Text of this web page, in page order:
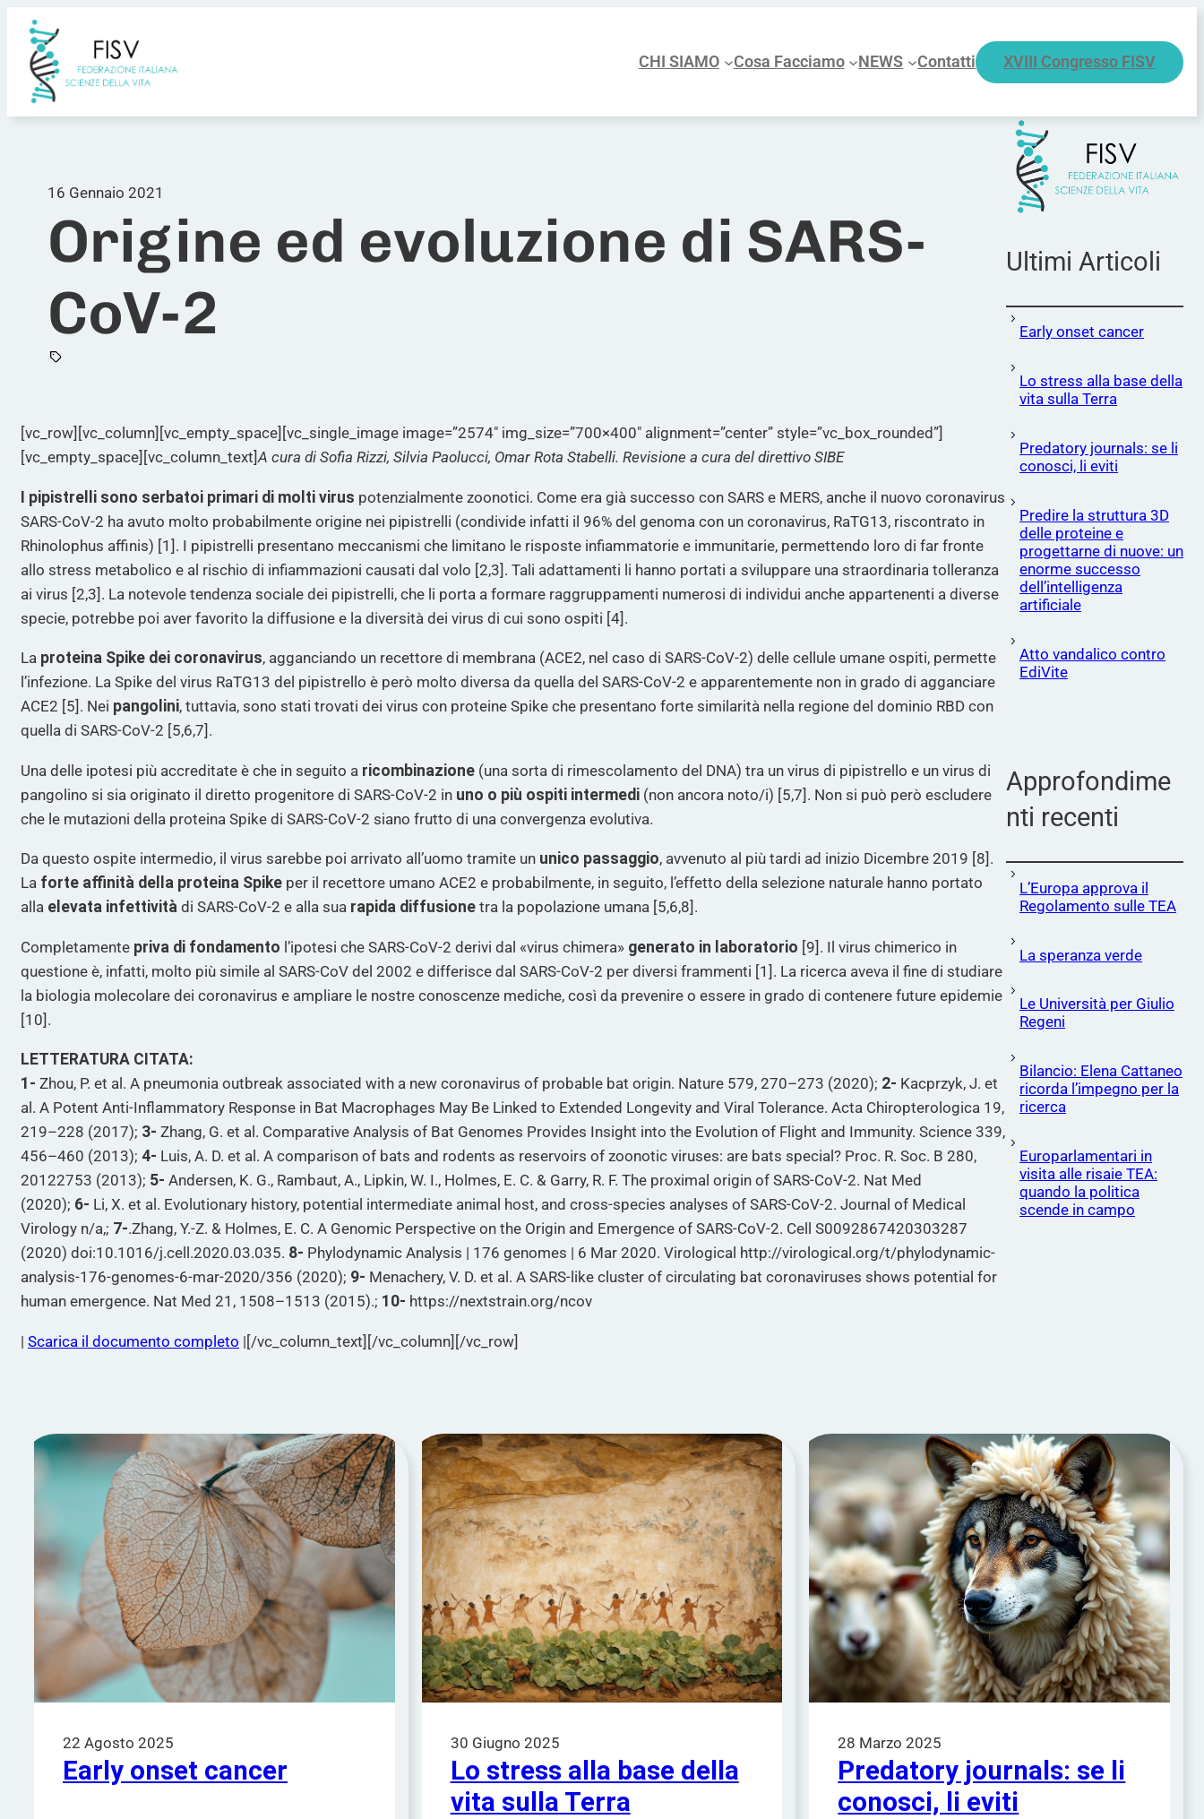
contenuto
CHI SIAMO Cosa Facciamo NEWS Contatti XVIII Congresso FISV
16 Gennaio 2021
Origine ed evoluzione di SARS-
CoV-2
[vc_row][vc_column][vc_empty_space][vc_single_image image=”2574″ img_size=”700×400″ alignment=”center” style=”vc_box_rounded”]
[vc_empty_space][vc_column_text]A cura di Sofia Rizzi, Silvia Paolucci, Omar Rota Stabelli. Revisione a cura del direttivo SIBE
I pipistrelli sono serbatoi primari di molti virus potenzialmente zoonotici. Come era già successo con SARS e MERS, anche il nuovo coronavirus
SARS-CoV-2 ha avuto molto probabilmente origine nei pipistrelli (condivide infatti il 96% del genoma con un coronavirus, RaTG13, riscontrato in
Rhinolophus affinis) [1]. I pipistrelli presentano meccanismi che limitano le risposte infiammatorie e immunitarie, permettendo loro di far fronte
allo stress metabolico e al rischio di infiammazioni causati dal volo [2,3]. Tali adattamenti li hanno portati a sviluppare una straordinaria tolleranza
ai virus [2,3]. La notevole tendenza sociale dei pipistrelli, che li porta a formare raggruppamenti numerosi di individui anche appartenenti a diverse
specie, potrebbe poi aver favorito la diffusione e la diversità dei virus di cui sono ospiti [4].
La proteina Spike dei coronavirus, agganciando un recettore di membrana (ACE2, nel caso di SARS-CoV-2) delle cellule umane ospiti, permette
l’infezione. La Spike del virus RaTG13 del pipistrello è però molto diversa da quella del SARS-CoV-2 e apparentemente non in grado di agganciare
ACE2 [5]. Nei pangolini, tuttavia, sono stati trovati dei virus con proteine Spike che presentano forte similarità nella regione del dominio RBD con
quella di SARS-CoV-2 [5,6,7].
Una delle ipotesi più accreditate è che in seguito a ricombinazione (una sorta di rimescolamento del DNA) tra un virus di pipistrello e un virus di
pangolino si sia originato il diretto progenitore di SARS-CoV-2 in uno o più ospiti intermedi (non ancora noto/i) [5,7]. Non si può però escludere
che le mutazioni della proteina Spike di SARS-CoV-2 siano frutto di una convergenza evolutiva.
Da questo ospite intermedio, il virus sarebbe poi arrivato all’uomo tramite un unico passaggio, avvenuto al più tardi ad inizio Dicembre 2019 [8].
La forte affinità della proteina Spike per il recettore umano ACE2 e probabilmente, in seguito, l’effetto della selezione naturale hanno portato
alla elevata infettività di SARS-CoV-2 e alla sua rapida diffusione tra la popolazione umana [5,6,8].
Completamente priva di fondamento l’ipotesi che SARS-CoV-2 derivi dal «virus chimera» generato in laboratorio [9]. Il virus chimerico in
questione è, infatti, molto più simile al SARS-CoV del 2002 e differisce dal SARS-CoV-2 per diversi frammenti [1]. La ricerca aveva il fine di studiare
la biologia molecolare dei coronavirus e ampliare le nostre conoscenze mediche, così da prevenire o essere in grado di contenere future epidemie
[10].
LETTERATURA CITATA:
1- Zhou, P. et al. A pneumonia outbreak associated with a new coronavirus of probable bat origin. Nature 579, 270–273 (2020); 2- Kacprzyk, J. et
al. A Potent Anti-Inflammatory Response in Bat Macrophages May Be Linked to Extended Longevity and Viral Tolerance. Acta Chiropterologica 19,
219–228 (2017); 3- Zhang, G. et al. Comparative Analysis of Bat Genomes Provides Insight into the Evolution of Flight and Immunity. Science 339,
456–460 (2013); 4- Luis, A. D. et al. A comparison of bats and rodents as reservoirs of zoonotic viruses: are bats special? Proc. R. Soc. B 280,
20122753 (2013); 5- Andersen, K. G., Rambaut, A., Lipkin, W. I., Holmes, E. C. & Garry, R. F. The proximal origin of SARS-CoV-2. Nat Med
(2020); 6- Li, X. et al. Evolutionary history, potential intermediate animal host, and cross-species analyses of SARS-CoV-2. Journal of Medical
Virology n/a,; 7-.Zhang, Y.-Z. & Holmes, E. C. A Genomic Perspective on the Origin and Emergence of SARS-CoV-2. Cell S0092867420303287
(2020) doi:10.1016/j.cell.2020.03.035. 8- Phylodynamic Analysis | 176 genomes | 6 Mar 2020. Virological http://virological.org/t/phylodynamic-
analysis-176-genomes-6-mar-2020/356 (2020); 9- Menachery, V. D. et al. A SARS-like cluster of circulating bat coronaviruses shows potential for
human emergence. Nat Med 21, 1508–1513 (2015).; 10- https://nextstrain.org/ncov
| Scarica il documento completo |[/vc_column_text][/vc_column][/vc_row]
Ultimi Articoli
Early onset cancer
Lo stress alla base della
vita sulla Terra
Predatory journals: se li
conosci, li eviti
Predire la struttura 3D
delle proteine e
progettarne di nuove: un
enorme successo
dell’intelligenza
artificiale
Atto vandalico contro
EdiVite
Approfondime
nti recenti
L’Europa approva il
Regolamento sulle TEA
La speranza verde
Le Università per Giulio
Regeni
Bilancio: Elena Cattaneo
ricorda l’impegno per la
ricerca
Europarlamentari in
visita alle risaie TEA:
quando la politica
scende in campo
22 Agosto 2025
Early onset cancer
30 Giugno 2025
Lo stress alla base della
vita sulla Terra
28 Marzo 2025
Predatory journals: se li
conosci, li eviti